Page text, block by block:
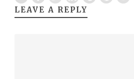
LEAVE A REPLY